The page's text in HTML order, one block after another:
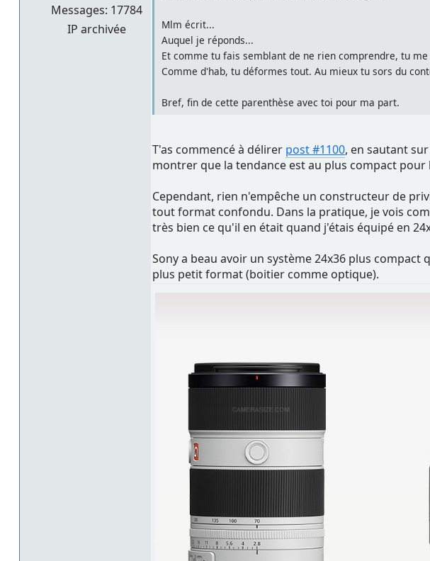
Messages: 17784
IP archivée
Mlm écrit...
Auquel je réponds...
Et comme tu fais semblant de ne rien comprendre, tu
Comme d'hab, tu déformes tout. Au mieux tu sors du
Bref, fin de cette parenthèse avec toi pour ma part.
T'as commencé à délirer post #1100, en sautant
montrer que la tendance est au plus compact
Cependant, rien n'empêche un constructeur de
tout format confondu. Dans la pratique, je vois
très bien ce qu'il en était quand j'étais équipé en
Sony a beau avoir un système 24x36 plus
plus petit format (boitier comme optique).